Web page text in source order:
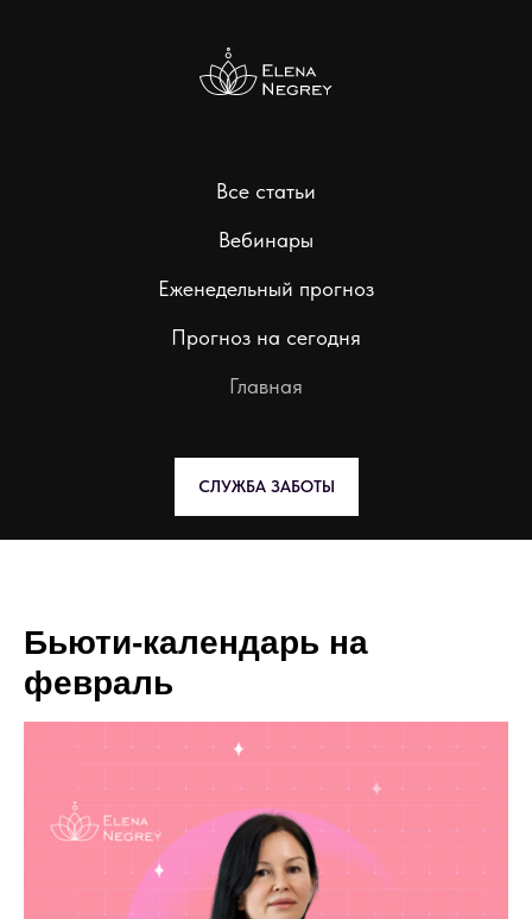
Все статьи
Вебинары
Еженедельный прогноз
Прогноз на сегодня
Главная
СЛУЖБА ЗАБОТЫ
Бьюти-календарь на
февраль